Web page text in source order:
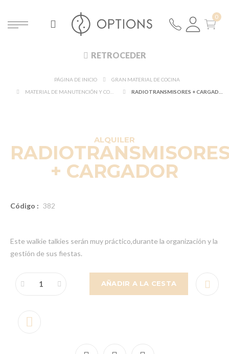
RETROCEDER
PÁGINA DE INICIO
GRAN MATERIAL DE COCINA
ALQUILER
+ CARGADOR
Código : 382
Este walkie talkies serán muy práctico,durante la organización y la
gestión de sus fiestas.
AÑADIR A LA CESTA